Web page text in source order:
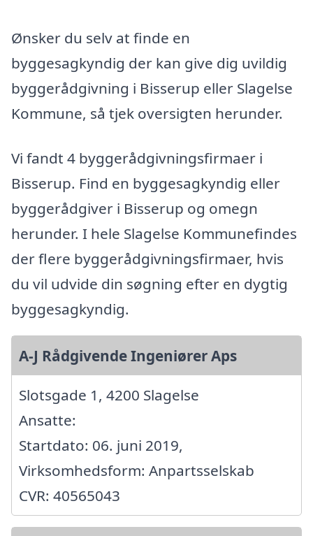
Ønsker du selv at finde en
byggesagkyndig der kan give dig uvildig
byggerådgivning i Bisserup eller Slagelse
Kommune, så tjek oversigten herunder.
Vi fandt 4 byggerådgivningsfirmaer i
Bisserup. Find en byggesagkyndig eller
byggerådgiver i Bisserup og omegn
herunder. I hele Slagelse Kommunefindes
der flere byggerådgivningsfirmaer, hvis
du vil udvide din søgning efter en dygtig
byggesagkyndig.
A-J Rådgivende Ingeniører Aps
Slotsgade 1, 4200 Slagelse
Ansatte:
Startdato: 06. juni 2019,
Virksomhedsform: Anpartsselskab
CVR: 40565043